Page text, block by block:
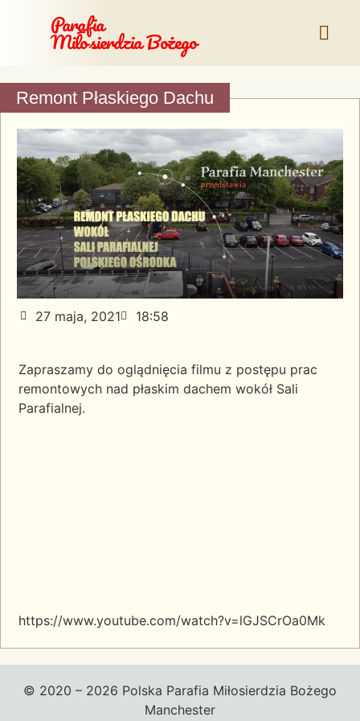
Parafia
Miłosierdzia Bożego
Remont Płaskiego Dachu
27 maja, 2021 18:58
Zapraszamy do oglądnięcia filmu z postępu prac
remontowych nad płaskim dachem wokół Sali
Parafialnej.
https://www.youtube.com/watch?v=lGJSCrOa0Mk
© 2020 – 2026 Polska Parafia Miłosierdzia Bożego
Manchester